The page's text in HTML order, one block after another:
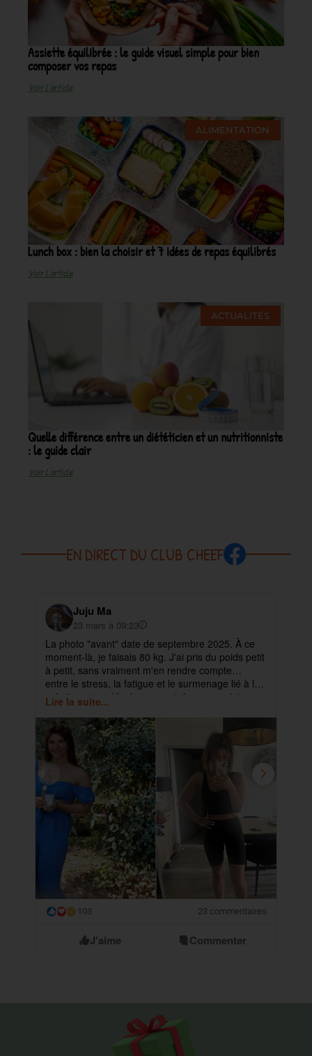
Assiette équilibrée : le guide visuel simple pour bien
composer vos repas
Voir L'article
ALIMENTATION
Lunch box : bien la choisir et 7 idées de repas équilibrés
Voir L'article
ACTUALITÉS
Quelle différence entre un diététicien et un nutritionniste
: le guide clair
Voir L'article
EN DIRECT DU CLUB CHEEF
Juju Ma
23 mars à 09:23
La photo "avant" date de septembre 2025. À ce
moment-là, je faisais 80 kg. J'ai pris du poids petit
à petit, sans vraiment m'en rendre compte…
entre le stress, la fatigue et le surmenage lié à la
création et au développement de mes projets.
Lire la suite...
😮 103 23 commentaires
J'aime Commenter